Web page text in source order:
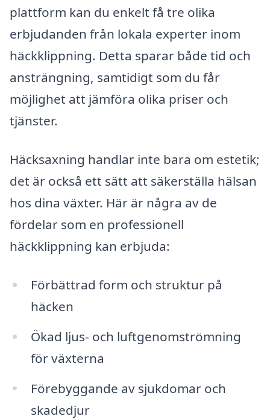
plattform kan du enkelt få tre olika
erbjudanden från lokala experter inom
häckklippning. Detta sparar både tid och
ansträngning, samtidigt som du får
möjlighet att jämföra olika priser och
tjänster.
Häcksaxning handlar inte bara om estetik;
det är också ett sätt att säkerställa hälsan
hos dina växter. Här är några av de
fördelar som en professionell
häckklippning kan erbjuda:
Förbättrad form och struktur på
häcken
Ökad ljus- och luftgenomströmning
för växterna
Förebyggande av sjukdomar och
skadedjur